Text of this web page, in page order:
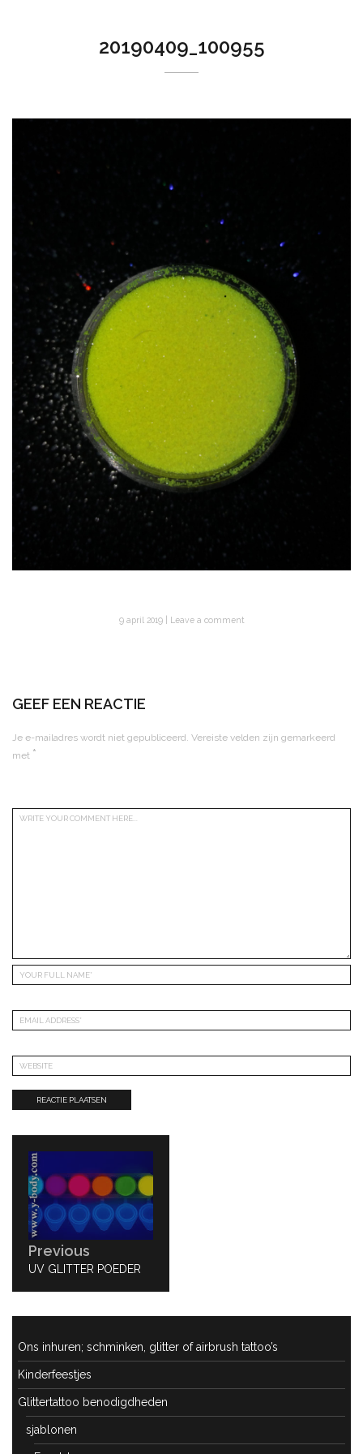
20190409_100955
9 april 2019 Leave a comment
GEEF EEN REACTIE
Je e-mailadres wordt niet gepubliceerd. Vereiste velden zijn gemarkeerd
met *
navigatie
Previous
PREVIOUS
UV GLITTER POEDER
Ons inhuren; schminken, glitter of airbrush tattoo’s
Kinderfeestjes
Glittertattoo benodigdheden
sjablonen